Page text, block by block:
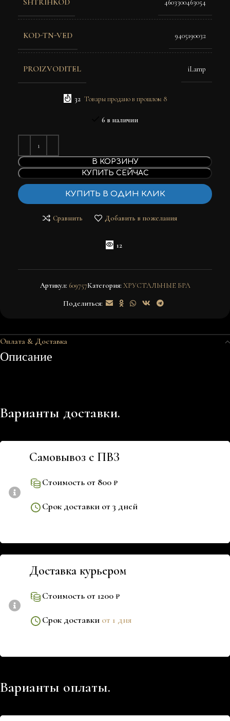
SHTRIHKOD 4603300463054
KOD-TN-VED 9405190032
PROIZVODITEL iLamp
32 Товары продано в прошлом 8
6 в наличии
В КОРЗИНУ
КУПИТЬ СЕЙЧАС
КУПИТЬ В ОДИН КЛИК
Сравнить Добавить в пожелания
12
Артикул: 609757Категория: ХРУСТАЛЬНЫЕ БРА
Поделиться:
Оплата & Доставка
Описание
Варианты доставки.
Самовывоз с ПВЗ
Стоимость от 800 ₽
Срок доставки от 3 дней
Доставка курьером
Стоимость от 1200 ₽
Срок доставки от 1 дня
Варианты оплаты.